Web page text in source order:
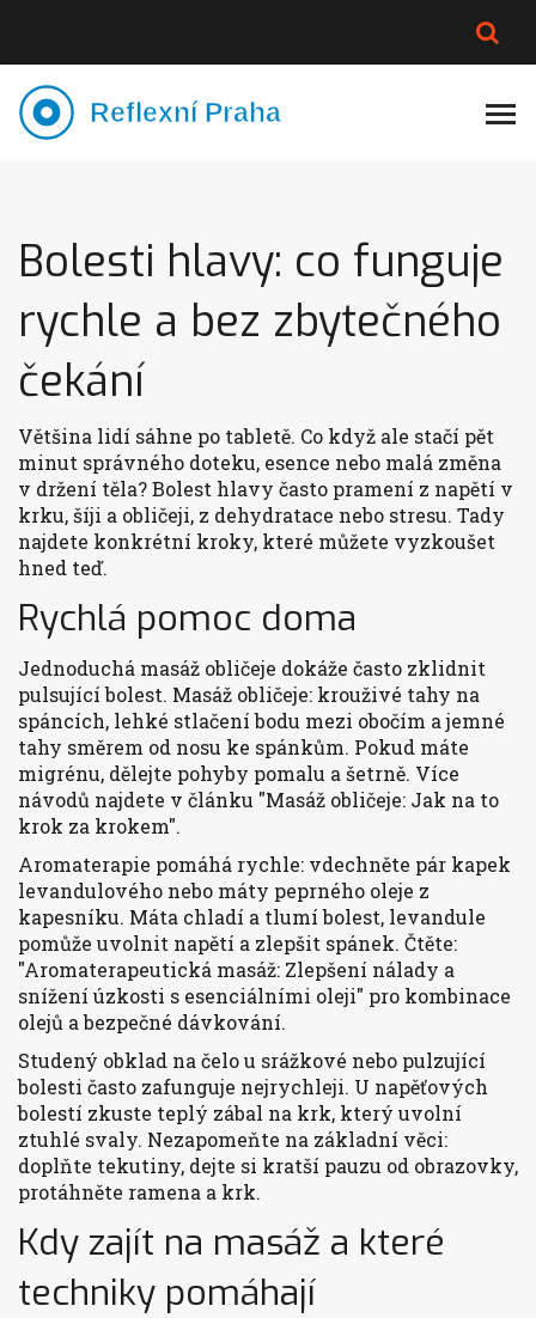
VÝMĚNA VODY
Bolesti hlavy: co funguje
rychle a bez zbytečného
čekání
Většina lidí sáhne po tabletě. Co když ale stačí pět
minut správného doteku, esence nebo malá změna
v držení těla? Bolest hlavy často pramení z napětí v
krku, šíji a obličeji, z dehydratace nebo stresu. Tady
najdete konkrétní kroky, které můžete vyzkoušet
hned teď.
Rychlá pomoc doma
Jednoduchá masáž obličeje dokáže často zklidnit
pulsující bolest. Masáž obličeje: krouživé tahy na
spáncích, lehké stlačení bodu mezi obočím a jemné
tahy směrem od nosu ke spánkům. Pokud máte
migrénu, dělejte pohyby pomalu a šetrně. Více
návodů najdete v článku "Masáž obličeje: Jak na to
krok za krokem".
Aromaterapie pomáhá rychle: vdechněte pár kapek
levandulového nebo máty peprného oleje z
kapesníku. Máta chladí a tlumí bolest, levandule
pomůže uvolnit napětí a zlepšit spánek. Čtěte:
"Aromaterapeutická masáž: Zlepšení nálady a
snížení úzkosti s esenciálními oleji" pro kombinace
olejů a bezpečné dávkování.
Studený obklad na čelo u srážkové nebo pulzující
bolesti často zafunguje nejrychleji. U napěťových
bolestí zkuste teplý zábal na krk, který uvolní
ztuhlé svaly. Nezapomeňte na základní věci:
doplňte tekutiny, dejte si kratší pauzu od obrazovky,
protáhněte ramena a krk.
Kdy zajít na masáž a které
techniky pomáhají